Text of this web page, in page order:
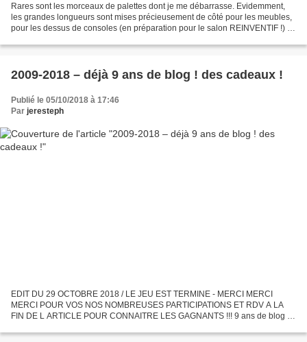
Rares sont les morceaux de palettes dont je me débarrasse. Evidemment,
les grandes longueurs sont mises précieusement de côté pour les meubles,
pour les dessus de consoles (en préparation pour le salon REINVENTIF !) ...
2009-2018 – déjà 9 ans de blog ! des cadeaux !
Publié le 05/10/2018 à 17:46
Par jeresteph
EDIT DU 29 OCTOBRE 2018 / LE JEU EST TERMINE - MERCI MERCI
MERCI POUR VOS NOS NOMBREUSES PARTICIPATIONS ET RDV A LA
FIN DE L ARTICLE POUR CONNAITRE LES GAGNANTS !!! 9 ans de blog le